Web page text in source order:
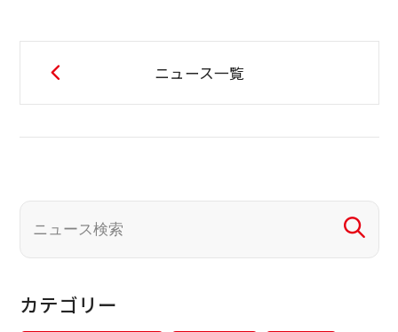
ニュース一覧
カテゴリー